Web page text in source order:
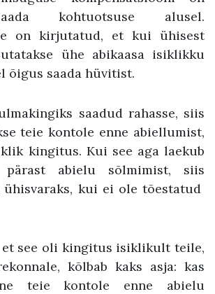
kohtuotsuse alusel.
on kirjutatud, et kui ühisest
ühe abikaasa isiklikku
õigus saada hüvitist.
saadud rahasse, siis
teie kontole enne abiellumist,
kingitus. Kui see aga laekub
abielu sõlmimist, siis
ühisvaraks, kui ei ole tõestatud
et see oli kingitus isiklikult teile,
kõlbab kaks asja: kas
teie kontole enne abielu